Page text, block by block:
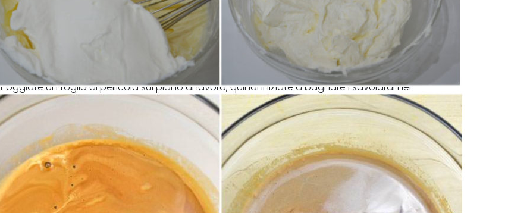
Poggiate un foglio di pellicola sul piano di lavoro, quindi iniziate a bagnare i savoiardi nel
caffè, senza ammollarli, e a disporli in fila come vedete nella foto.